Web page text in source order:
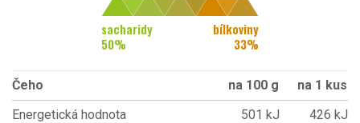
sacharidy
50%
bílkoviny
33%
Čeho na 100 g
na 1 kus
Energetická hodnota
501 kJ
426 kJ